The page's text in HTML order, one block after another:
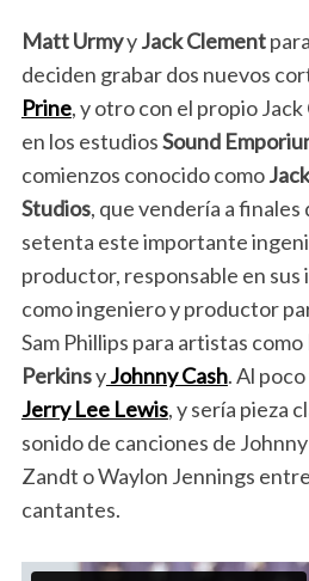
Matt UrmyyJack Clement
deciden grabar dos nuevos
Prine, y otro con el propio
en los estudiosSound
comienzos conocido como
Studios, que vendería a finales
setenta este importante
productor, responsable en sus
como ingeniero y productor
Sam Phillips para artistas como
PerkinsyJohnny Cash. Al
Jerry Lee Lewis, y sería pieza
sonido de canciones de
Zandt o Waylon Jennings
cantantes.